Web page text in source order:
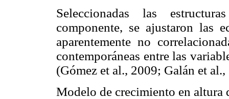
Seleccionadas las
componente, se ajustaron las
aparentemente no
contemporáneas entre las
(Gómez et al., 2009; Galán et
Modelo de crecimiento en altura